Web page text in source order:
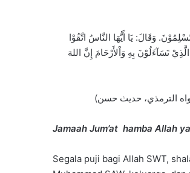
وَقَالَ: يَا أَيُّهَا النَّاسُ اتَّقُوْا
تَسَآءَلُوْنَ بِهِ وَاْلأَرْحَامَ إِنَّ اللهَ
Jamaah Jum’at hamba Allah
Segala puji bagi Allah SWT,